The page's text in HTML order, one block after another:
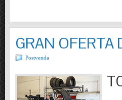
GRAN OFERTA
Postvenda